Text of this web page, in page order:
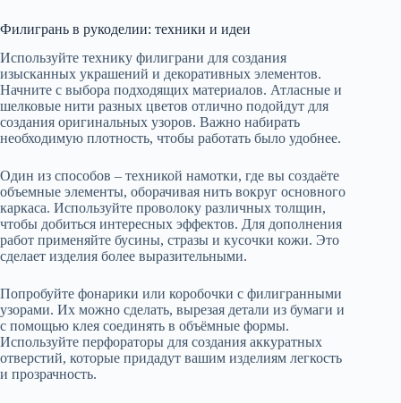
Филигрань в рукоделии: техники и идеи
Используйте технику филиграни для создания
изысканных украшений и декоративных элементов.
Начните с выбора подходящих материалов. Атласные и
шелковые нити разных цветов отлично подойдут для
создания оригинальных узоров. Важно набирать
необходимую плотность, чтобы работать было удобнее.
Один из способов – техникой намотки, где вы создаёте
объемные элементы, оборачивая нить вокруг основного
каркаса. Используйте проволоку различных толщин,
чтобы добиться интересных эффектов. Для дополнения
работ применяйте бусины, стразы и кусочки кожи. Это
сделает изделия более выразительными.
Попробуйте фонарики или коробочки с филигранными
узорами. Их можно сделать, вырезая детали из бумаги и
с помощью клея соединять в объёмные формы.
Используйте перфораторы для создания аккуратных
отверстий, которые придадут вашим изделиям легкость
и прозрачность.